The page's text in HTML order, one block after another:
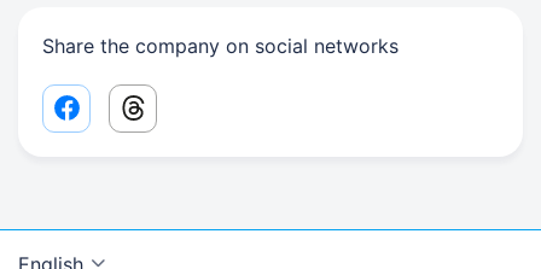
Share the company on social networks
Facebook share link
Threads share link
English